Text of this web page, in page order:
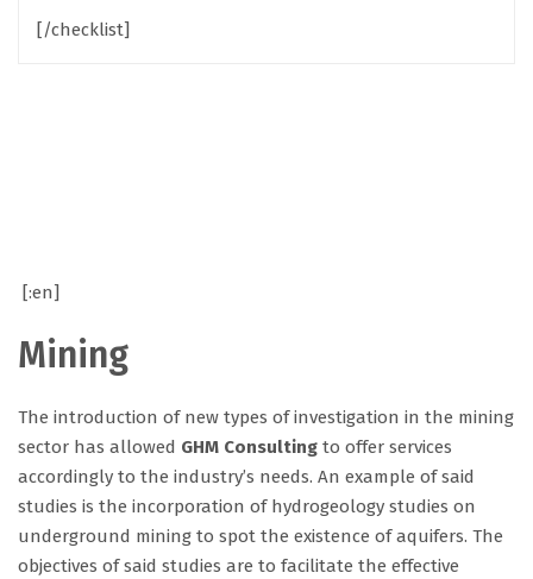
[/checklist]
[:en]
Mining
The introduction of new types of investigation in the mining
sector has allowed GHM Consulting to offer services
accordingly to the industry’s needs. An example of said
studies is the incorporation of hydrogeology studies on
underground mining to spot the existence of aquifers. The
objectives of said studies are to facilitate the effective